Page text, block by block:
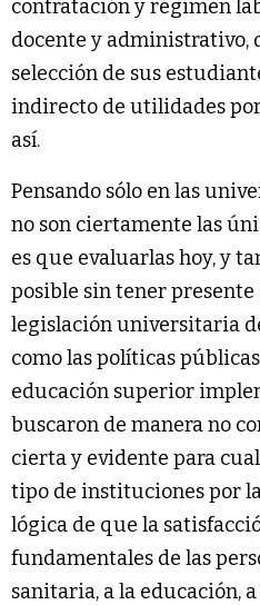
contratación y régimen
docente y administrativo,
selección de sus
indirecto de utilidades
así.
Pensando sólo en las
no son ciertamente las
es que evaluarlas hoy, y
posible sin tener presente
legislación universitaria
como las políticas
educación superior
buscaron de manera no
cierta y evidente para
tipo de instituciones por
lógica de que la
fundamentales de las
sanitaria, a la educación,